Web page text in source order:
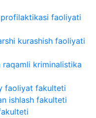
faoliyati
kurashish faoliyati
kriminalistika
faoliyat fakulteti
ishlash fakulteti